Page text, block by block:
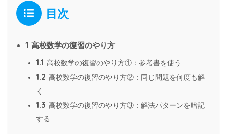
目次
1 高校数学の復習のやり方
1.1 高校数学の復習のやり方①：参考書を使う
1.2 高校数学の復習のやり方②：同じ問題を何度も解
く
1.3 高校数学の復習のやり方③：解法パターンを暗記
する